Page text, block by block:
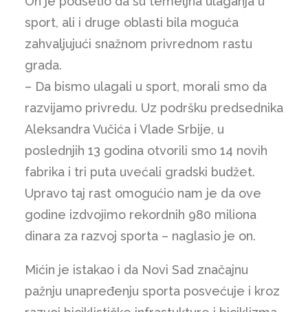
sport, ali i druge oblasti bila moguća
zahvaljujući snažnom privrednom rastu
grada.
– Da bismo ulagali u sport, morali smo da
razvijamo privredu. Uz podršku predsednika
Aleksandra Vučića i Vlade Srbije, u
poslednjih 13 godina otvorili smo 14 novih
fabrika i tri puta uvećali gradski budžet.
Upravo taj rast omogućio nam je da ove
godine izdvojimo rekordnih 980 miliona
dinara za razvoj sporta – naglasio je on.
Mićin je istakao i da Novi Sad značajnu
pažnju unapređenju sporta posvećuje i kroz